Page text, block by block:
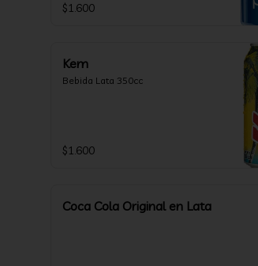
$1.600
Kem
Bebida Lata 350cc
$1.600
Coca Cola Original en Lata